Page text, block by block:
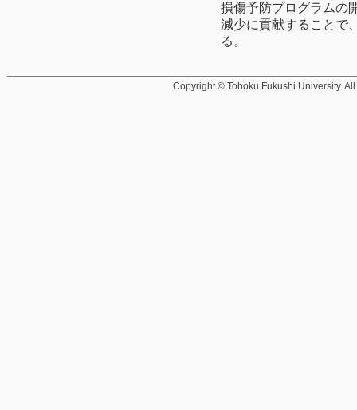
損傷予防プログラムの
減少に貢献することで
る。